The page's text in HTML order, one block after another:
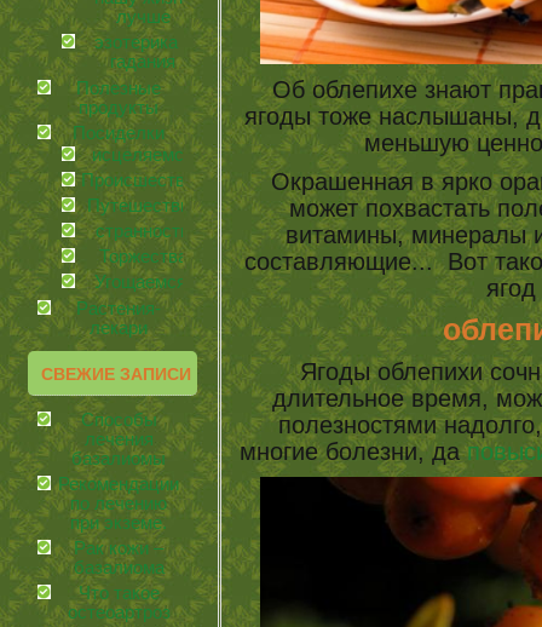
лучше
эзотерика и
гадания
Полезные
продукты
Посиделки
иcцеляемся
Происшествия
Путешествия
странности
Торжества
Угощаемся!
Растения-
лекари
СВЕЖИЕ ЗАПИСИ
Способы
лечения
базалиомы
Рекомендации
по лечению
при экземе.
Рак кожи –
базалиома
Что такое
остеоартроз
Об облепихе знают
ягоды тоже наслышаны,
меньшую
Окрашенная в ярко
может похвастать
витамины, минералы
составляющие... Вот
Ягоды облепихи
длительное время,
полезностями
многие болезни, да